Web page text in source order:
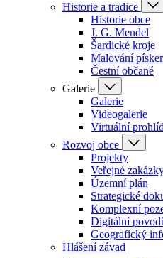
Historie a tradice
Historie obce
J. G. Mendel
Šardické kroje
Malování
Čestní občané
Galerie
Galerie
Videogalerie
Virtuální
Rozvoj obce
Projekty
Veřejné
Územní plán
Strategické
Komplexní
Digitální
Geografický
Hlášení závad